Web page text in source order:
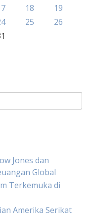
18
19
25
26
Jones dan
Global
Terkemuka di
Amerika Serikat